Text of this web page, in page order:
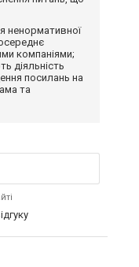
ненормативної
компаніями;
діяльність
посилань на
та